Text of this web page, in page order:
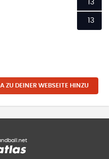
13
13
ZU DEINER WEBSEITE HINZU